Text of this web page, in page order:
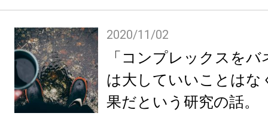
2020/11/02
「コンプレックスを
は大していいことはな
果だという研究の話。